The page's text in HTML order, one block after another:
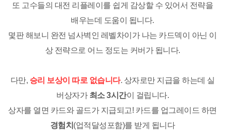
또 고수들의 대전 리플레이를 쉽게 감상할 수 있어서 전략을
배우는데 도움이 됩니다.
몇판 해보니 완전 넘사벽인 레벨차이가 나는 카드덱이 아닌 이
상 전략으로 어느 정도는 커버가 됩니다.
다만, 승리 보상이 따로 없습니다. 상자로만 지급을 하는데 실
버상자가 최소 3시간이 걸립니다.
상자를 열면 카드와 골드가 지급되고! 카드를 업그레이드 하면
경험치 (업적달성포함)를 받게 됩니다